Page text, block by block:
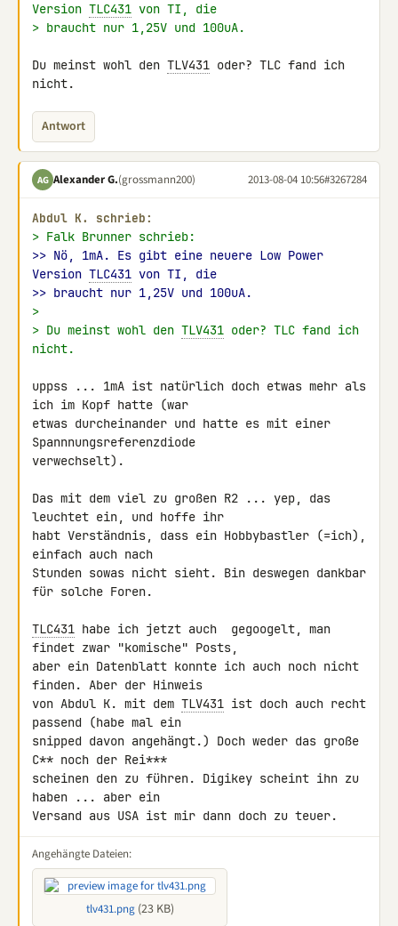
Version TLC431 von TI, die
> braucht nur 1,25V und 100uA.
Du meinst wohl den TLV431 oder? TLC fand ich
nicht.
Antwort
AG Alexander G.(grossmann200) 2013-08-04 10:56#3267284
Abdul K. schrieb:
> Falk Brunner schrieb:
>> Nö, 1mA. Es gibt eine neuere Low Power
Version TLC431 von TI, die
>> braucht nur 1,25V und 100uA.
>
> Du meinst wohl den TLV431 oder? TLC fand ich
nicht.
uppss ... 1mA ist natürlich doch etwas mehr als
ich im Kopf hatte (war
etwas durcheinander und hatte es mit einer
Spannnungsreferenzdiode
verwechselt).
Das mit dem viel zu großen R2 ... yep, das
leuchtet ein, und hoffe ihr
habt Verständnis, dass ein Hobbybastler (=ich),
einfach auch nach
Stunden sowas nicht sieht. Bin deswegen dankbar
für solche Foren.
TLC431 habe ich jetzt auch  gegoogelt, man
findet zwar "komische" Posts,
aber ein Datenblatt konnte ich auch noch nicht
finden. Aber der Hinweis
von Abdul K. mit dem TLV431 ist doch auch recht
passend (habe mal ein
snipped davon angehängt.) Doch weder das große
C** noch der Rei***
scheinen den zu führen. Digikey scheint ihn zu
haben ... aber ein
Versand aus USA ist mir dann doch zu teuer.
Angehängte Dateien:
tlv431.png(23 KB)